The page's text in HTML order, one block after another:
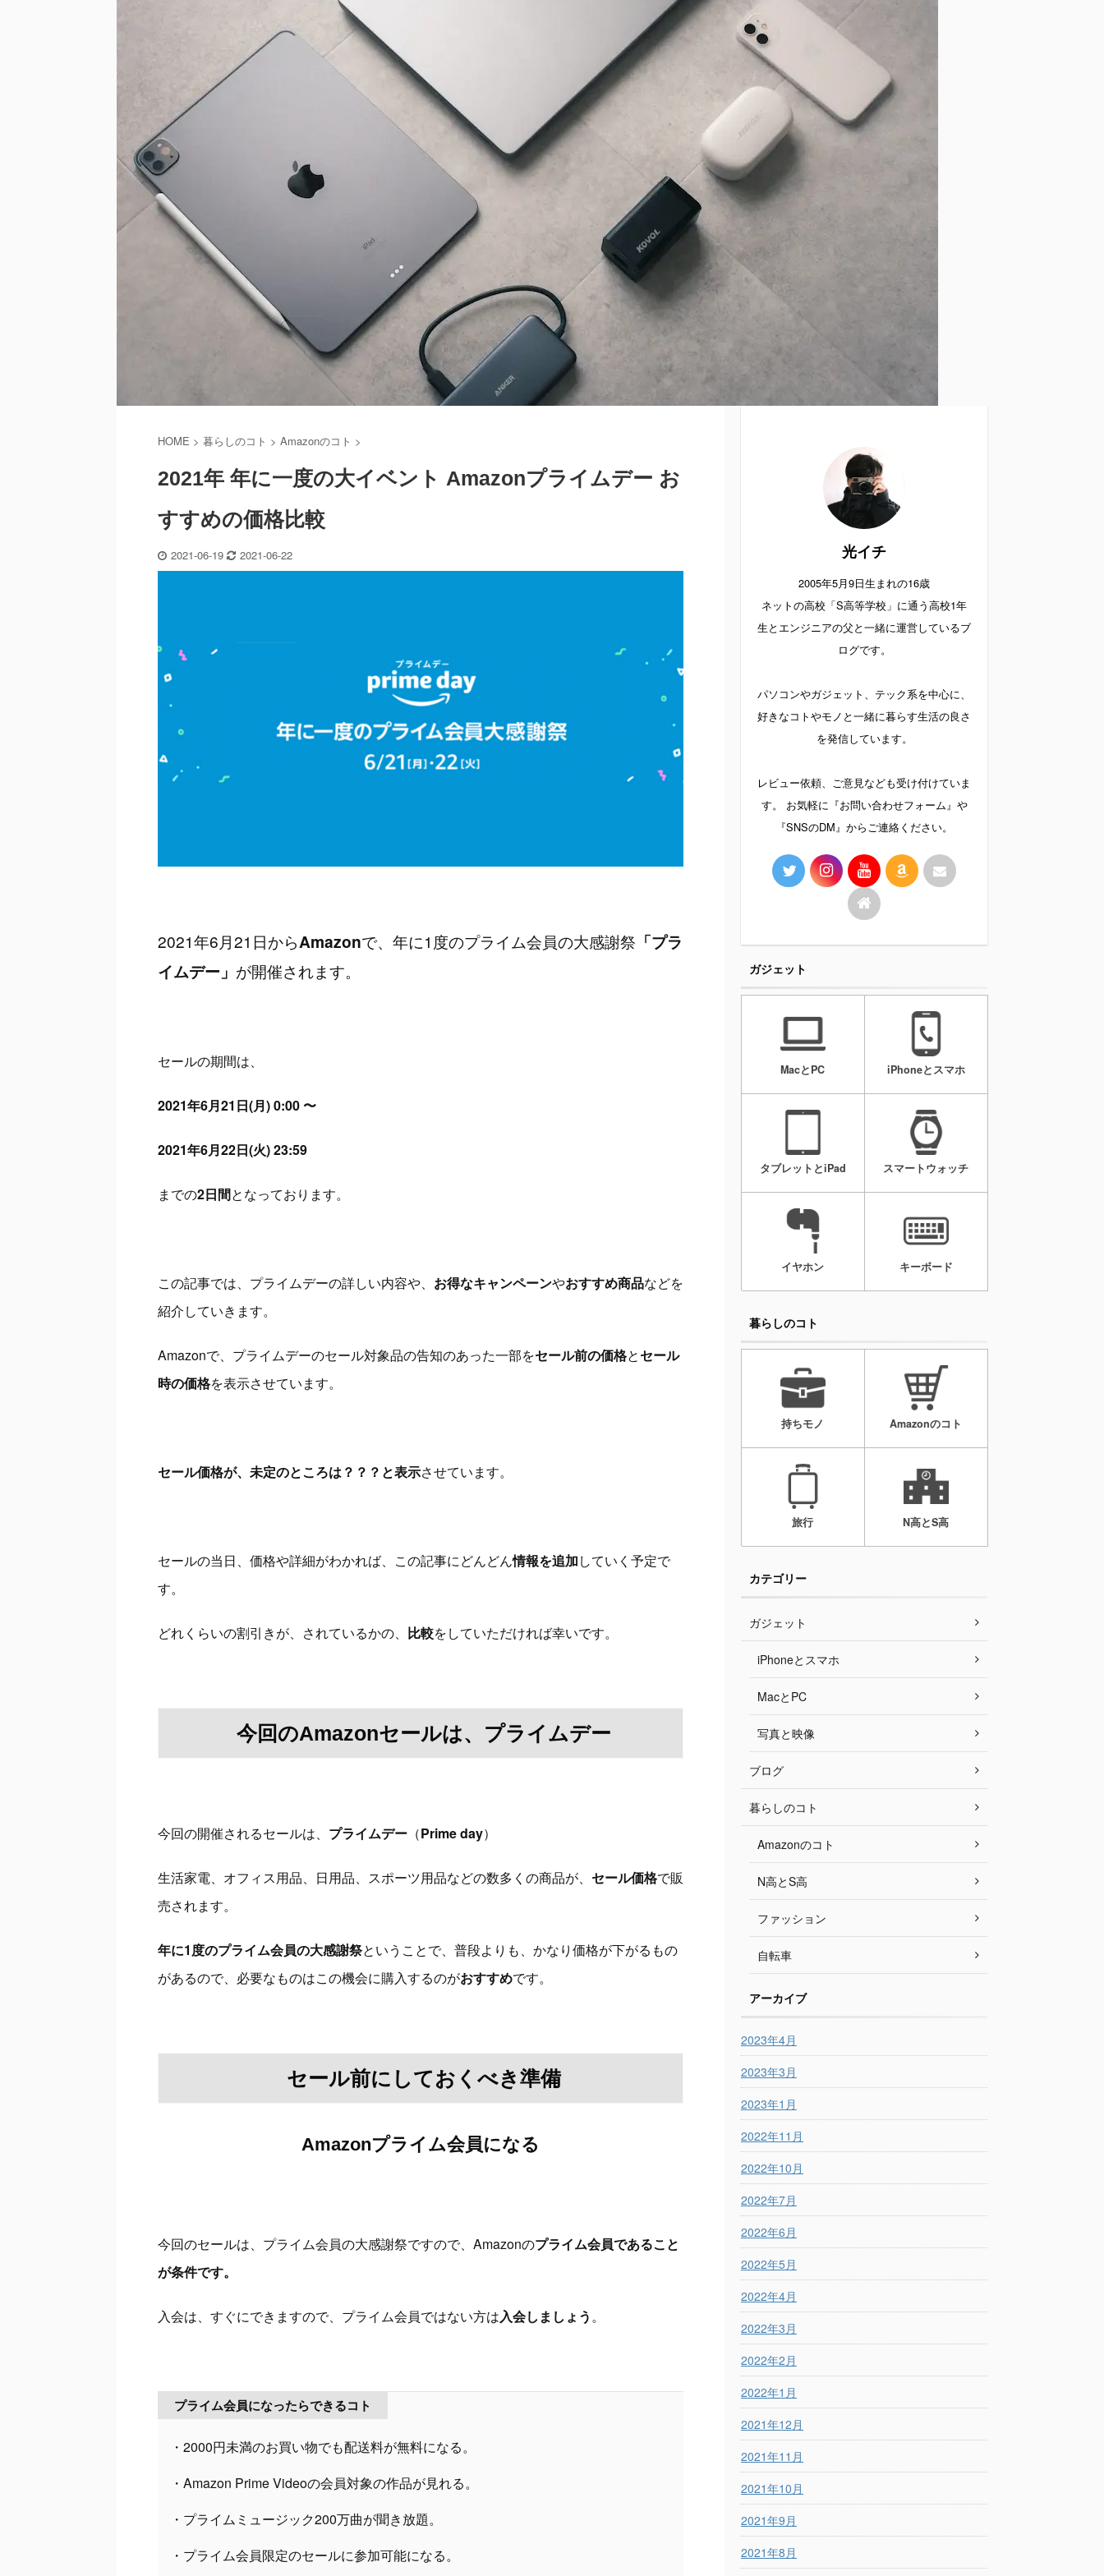
HOME > 暮らしのコト > Amazonのコト >
2021年 年に一度の大イベント Amazonプライムデー お
すすめの価格比較
2021-06-19 2021-06-22
2021年6月21日からAmazonで、年に1度のプライム会員の大感謝祭 「プラ
イムデー」 が開催されます。
セールの期間は、
2021年6月21日(月) 0:00 〜
2021年6月22日(火) 23:59
までの2日間となっております。
この記事では、プライムデーの詳しい内容や、 お得なキャンペーンやおすすめ商品などを
紹介していきます。
Amazonで、プライムデーのセール対象品の告知のあった一部をセール前の価格とセール
時の価格を表示させています。
セール価格が、未定のところは？？？と表示させています。
セールの当日、価格や詳細がわかれば、この記事にどんどん情報を追加していく予定で
す。
どれくらいの割引きが、されているかの、 比較をしていただければ幸いです。
今回のAmazonセールは、プライムデー
今回の開催されるセールは、 プライムデー （Prime day）
生活家電、オフィス用品、日用品、スポーツ用品などの数多くの商品が、 セール価格で販
売されます。
年に1度のプライム会員の大感謝祭ということで、普段よりも、かなり価格が下がるもの
があるので、必要なものはこの機会に購入するのがおすすめです。
セール前にしておくべき準備
Amazonプライム会員になる
今回のセールは、プライム会員の大感謝祭ですので、Amazonのプライム会員であること
が条件です。
入会は、すぐにできますので、プライム会員ではない方は入会しましょう 。
プライム会員になったらできるコト
・2000円未満のお買い物でも配送料が無料になる。
・Amazon Prime Videoの会員対象の作品が見れる。
・プライムミュージック200万曲が聞き放題。
・プライム会員限定のセールに参加可能になる。
光イチ
2005年5月9日生まれの16歳
ネットの高校「S高等学校」に通う高校1年
生とエンジニアの父と一緒に運営しているブ
ログです。
パソコンやガジェット、テック系を中心に、
好きなコトやモノと一緒に暮らす生活の良さ
を発信しています。
レビュー依頼、ご意見なども受け付けていま
す。 お気軽に『お問い合わせフォーム』や
『SNSのDM』からご連絡ください。
ガジェット
MacとPC iPhoneとスマホ
タブレットとiPad スマートウォッチ
イヤホン キーボード
暮らしのコト
持ちモノ Amazonのコト
旅行 N高とS高
カテゴリー
ガジェット
iPhoneとスマホ
MacとPC
写真と映像
ブログ
暮らしのコト
Amazonのコト
N高とS高
ファッション
自転車
アーカイブ
2023年4月
2023年3月
2023年1月
2022年11月
2022年10月
2022年7月
2022年6月
2022年5月
2022年4月
2022年3月
2022年2月
2022年1月
2021年12月
2021年11月
2021年10月
2021年9月
2021年8月